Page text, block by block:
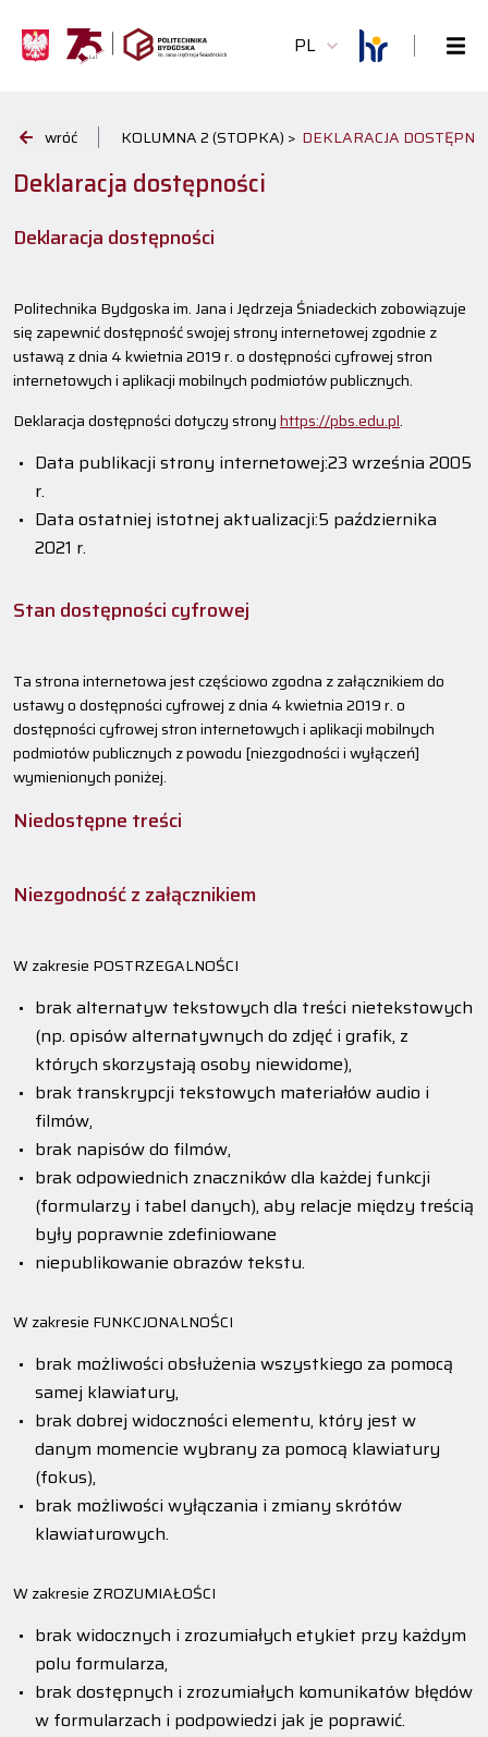
PL
wróć KOLUMNA 2 (STOPKA) > DEKLARACJA
Deklaracja dostępności
Deklaracja dostępności
Politechnika Bydgoska im. Jana i Jędrzeja Śniadeckich zobowiązuje
się zapewnić dostępność swojejstrony internetowej zgodnie z
ustawą z dnia 4 kwietnia 2019 r. o dostępności cyfrowej stron
internetowych i aplikacji mobilnych podmiotów publicznych.
Deklaracja dostępności dotyczy stronyhttps://pbs.edu.pl.
Data publikacji strony internetowej:23 września 2005
r.
Data ostatniej istotnej aktualizacji:5 października
2021 r.
Stan dostępności cyfrowej
Ta strona internetowa jest częściowo zgodna z załącznikiem do
ustawy o dostępności cyfrowej z dnia 4 kwietnia 2019 r. o
dostępności cyfrowej stron internetowych i aplikacji mobilnych
podmiotów publicznych z powodu [niezgodności i wyłączeń]
wymienionych poniżej.
Niedostępne treści
Niezgodność z załącznikiem
W zakresie POSTRZEGALNOŚCI
brak alternatyw tekstowych dla treści nietekstowych
(np. opisów alternatywnych do zdjęć i grafik, z
których skorzystają osoby niewidome),
brak transkrypcji tekstowych materiałów audio i
filmów,
brak napisów do filmów,
brak odpowiednich znaczników dla każdej funkcji
(formularzy i tabel danych), aby relacje między treścią
były poprawnie zdefiniowane
niepublikowanie obrazów tekstu.
W zakresie FUNKCJONALNOŚCI
brak możliwości obsłużenia wszystkiego za pomocą
samej klawiatury,
brak dobrej widoczności elementu, który jest w
danym momencie wybrany za pomocą klawiatury
(fokus),
brak możliwości wyłączania i zmiany skrótów
klawiaturowych.
W zakresie ZROZUMIAŁOŚCI
brak widocznych i zrozumiałych etykiet przy każdym
polu formularza,
brak dostępnych i zrozumiałych komunikatów błędów
w formularzach i podpowiedzi jak je poprawić.